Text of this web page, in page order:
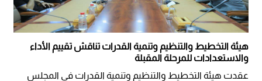
هيئة التخطيط والتنظيم وتنمية القدرات تناقش تقييم الأداء
والاستعدادات للمرحلة المقبلة
عقدت هيئة التخطيط والتنظيم وتنمية القدرات في المجلس